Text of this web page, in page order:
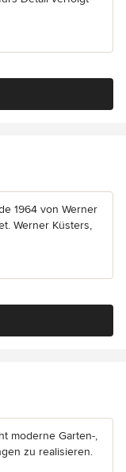
1964 von Werner
Werner Küsters,
moderne Garten-,
zu realisieren.